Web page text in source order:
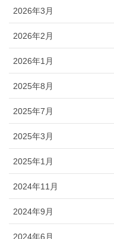
2026年3月
2026年2月
2026年1月
2025年8月
2025年7月
2025年3月
2025年1月
2024年11月
2024年9月
2024年6月